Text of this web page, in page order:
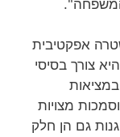
אפקטיבית
צורך בסיסי
מצויות
גם הן חלק